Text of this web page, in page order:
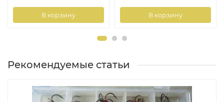
В корзину В корзину
Рекомендуемые статьи